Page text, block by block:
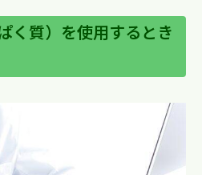
く質）を使用するとき